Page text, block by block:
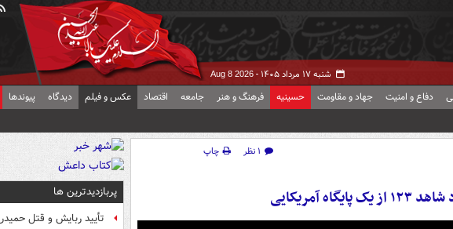
شنبه ۱۷ مرداد ۱۴۰۵ - Aug 8 2026
دفاع و امنیت جهاد و مقاومت حسینیه فرهنگ و هنر جامعه اقتصاد عکس و فیلم دیدگاه پیوندها
۱ نظر
چاپ
آمریکایی پربازدیدترین ها
تأیید ربایش و قتل